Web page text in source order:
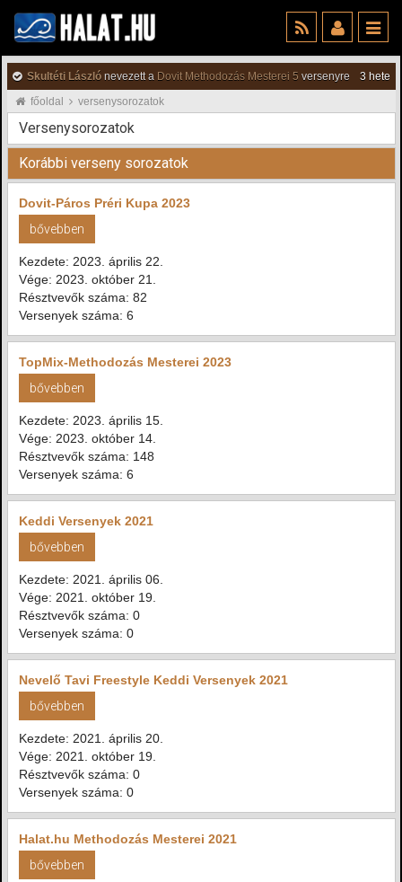
Skultéti László nevezett a Dovit Methodozás Mesterei 5 versenyre
3 hete
főoldal
versenysorozatok
Versenysorozatok
Korábbi verseny sorozatok
Dovit-Páros Préri Kupa 2023
bővebben
Kezdete: 2023. április 22.
Vége: 2023. október 21.
Résztvevők száma: 82
Versenyek száma: 6
TopMix-Methodozás Mesterei 2023
bővebben
Kezdete: 2023. április 15.
Vége: 2023. október 14.
Résztvevők száma: 148
Versenyek száma: 6
Keddi Versenyek 2021
bővebben
Kezdete: 2021. április 06.
Vége: 2021. október 19.
Résztvevők száma: 0
Versenyek száma: 0
Nevelő Tavi Freestyle Keddi Versenyek 2021
bővebben
Kezdete: 2021. április 20.
Vége: 2021. október 19.
Résztvevők száma: 0
Versenyek száma: 0
Halat.hu Methodozás Mesterei 2021
bővebben